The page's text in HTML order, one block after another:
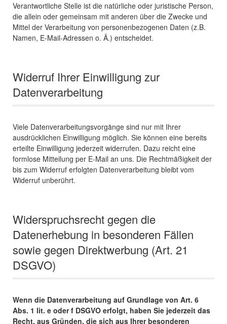
Verantwortliche Stelle ist die natürliche oder juristische Person,
die allein oder gemeinsam mit anderen über die Zwecke und
Mittel der Verarbeitung von personenbezogenen Daten (z.B.
Namen, E-Mail-Adressen o. Ä.) entscheidet.
Widerruf Ihrer Einwilligung zur
Datenverarbeitung
Viele Datenverarbeitungsvorgänge sind nur mit Ihrer
ausdrücklichen Einwilligung möglich. Sie können eine bereits
erteilte Einwilligung jederzeit widerrufen. Dazu reicht eine
formlose Mitteilung per E-Mail an uns. Die Rechtmäßigkeit der
bis zum Widerruf erfolgten Datenverarbeitung bleibt vom
Widerruf unberührt.
Widerspruchsrecht gegen die
Datenerhebung in besonderen Fällen
sowie gegen Direktwerbung (Art. 21
DSGVO)
Wenn die Datenverarbeitung auf Grundlage von Art. 6
Abs. 1 lit. e oder f DSGVO erfolgt, haben Sie jederzeit das
Recht, aus Gründen, die sich aus Ihrer besonderen